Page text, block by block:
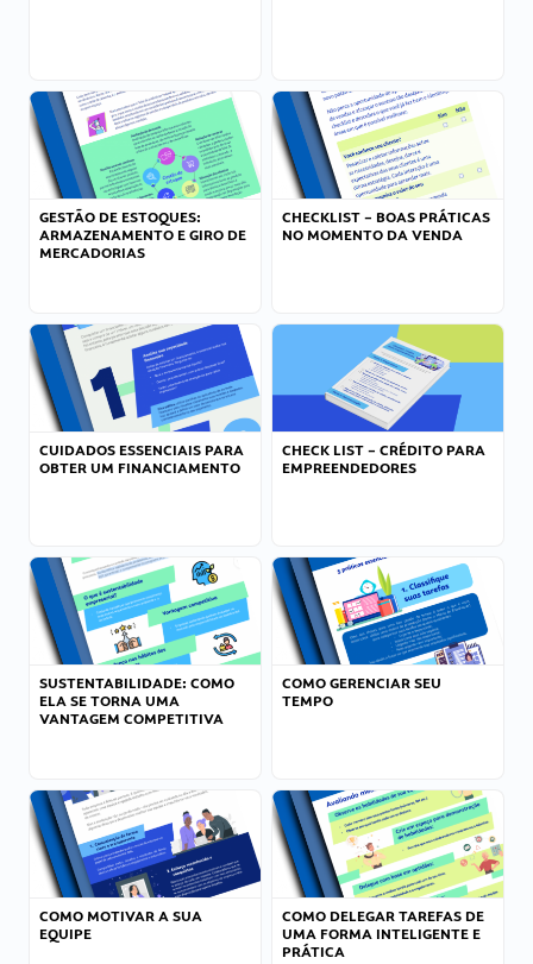
GESTÃO DE ESTOQUES:
ARMAZENAMENTO E GIRO DE
MERCADORIAS
CHECKLIST – BOAS PRÁTICAS
NO MOMENTO DA VENDA
CUIDADOS ESSENCIAIS PARA
OBTER UM FINANCIAMENTO
CHECK LIST – CRÉDITO PARA
EMPREENDEDORES
SUSTENTABILIDADE: COMO
ELA SE TORNA UMA
VANTAGEM COMPETITIVA
COMO GERENCIAR SEU
TEMPO
COMO MOTIVAR A SUA
EQUIPE
COMO DELEGAR TAREFAS DE
UMA FORMA INTELIGENTE E
PRÁTICA